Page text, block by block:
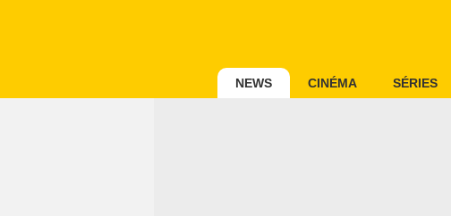
NEWS CINÉMA SÉRIES